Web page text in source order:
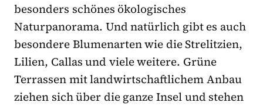
besonders schönes ökologisches
Naturpanorama. Und natürlich gibt es auch
besondere Blumenarten wie die Strelitzien,
Lilien, Callas und viele weitere. Grüne
Terrassen mit landwirtschaftlichem Anbau
ziehen sich über die ganze Insel und stehen